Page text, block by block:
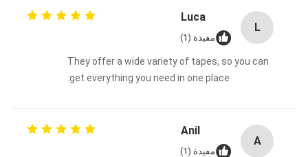
L
Luca
مفيدة (1)
They offer a wide variety of tapes, so you can
get everything you need in one place.
A
Anil
مفيدة (1)